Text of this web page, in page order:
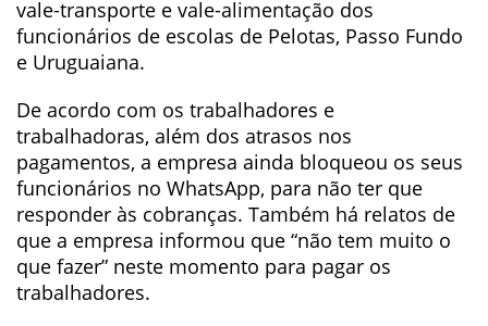
vale-transporte e vale-alimentação dos
funcionários de escolas de Pelotas, Passo Fundo
e Uruguaiana.
De acordo com os trabalhadores e
trabalhadoras, além dos atrasos nos
pagamentos, a empresa ainda bloqueou os seus
funcionários no WhatsApp, para não ter que
responder às cobranças. Também há relatos de
que a empresa informou que “não tem muito o
que fazer” neste momento para pagar os
trabalhadores.